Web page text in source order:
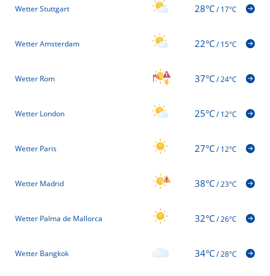
Wetter Stuttgart 28°C/17°C
Wetter Amsterdam 22°C/15°C
Wetter Rom 37°C/24°C
Wetter London 25°C/12°C
Wetter Paris 27°C/12°C
Wetter Madrid 38°C/23°C
Wetter Palma de Mallorca 32°C/26°C
Wetter Bangkok 34°C/28°C